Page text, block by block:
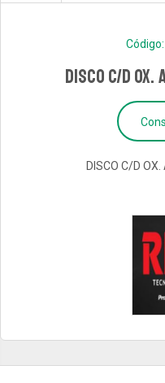
Código:
DISCO C/D OX.
DISCO C/D